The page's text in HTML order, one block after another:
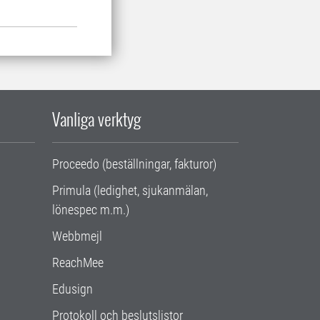
Vanliga verktyg
Proceedo (beställningar, fakturor)
Primula (ledighet, sjukanmälan,
lönespec m.m.)
Webbmejl
ReachMee
Edusign
Protokoll och beslutslistor